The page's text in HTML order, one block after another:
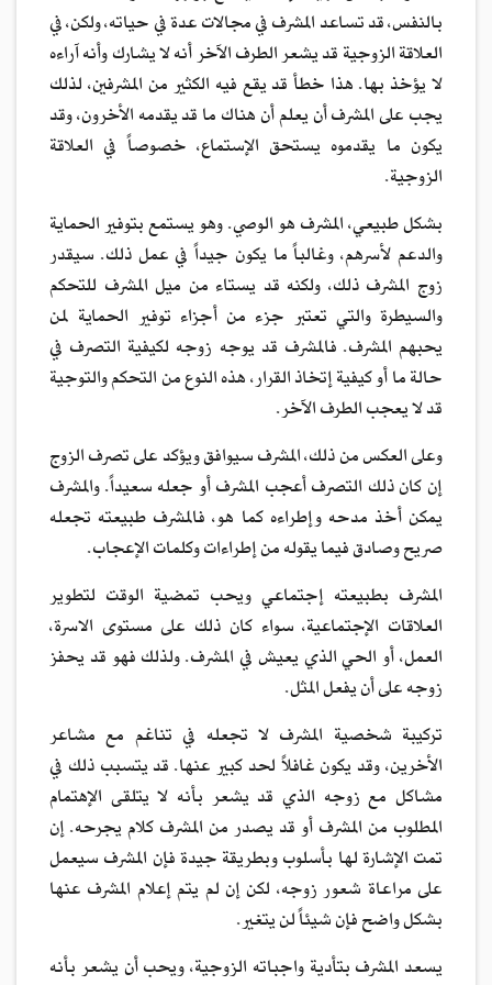
بالنفس، قد تساعد المشرف في مجالات عدة في حياته، ولكن، في
العلاقة الزوجية قد يشعر الطرف الآخر أنه لا يشارك وأنه آراءه
لا يؤخذ بها. هذا خطأ قد يقع فيه الكثير من المشرفين، لذلك
يجب على المشرف أن يعلم أن هناك ما قد يقدمه الأخرون، وقد
يكون ما يقدموه يستحق الإستماع، خصوصاً في العلاقة
الزوجية.
بشكل طبيعي، المشرف هو الوصي. وهو يستمع بتوفير الحماية
والدعم لأسرهم، وغالباً ما يكون جيداً في عمل ذلك. سيقدر
زوج المشرف ذلك، ولكنه قد يستاء من ميل المشرف للتحكم
والسيطرة والتي تعتبر جزء من أجزاء توفير الحماية لمن
يحبهم المشرف. فالمشرف قد يوجه زوجه لكيفية التصرف في
حالة ما أو كيفية إتخاذ القرار، هذه النوع من التحكم والتوجية
قد لا يعجب الطرف الآخر.
وعلى العكس من ذلك، المشرف سيوافق ويؤكد على تصرف الزوج
إن كان ذلك التصرف أعجب المشرف أو جعله سعيداً. والمشرف
يمكن أخذ مدحه وإطراءه كما هو، فالمشرف طبيعته تجعله
صريح وصادق فيما يقوله من إطراءات وكلمات الإعجاب.
المشرف بطبيعته إجتماعي ويحب تمضية الوقت لتطوير
العلاقات الإجتماعية، سواء كان ذلك على مستوى الاسرة،
العمل، أو الحي الذي يعيش في المشرف. ولذلك فهو قد يحفز
زوجه على أن يفعل المثل.
تركيبة شخصية المشرف لا تجعله في تناغم مع مشاعر
الأخرين، وقد يكون غافلاً لحد كبير عنها. قد يتسبب ذلك في
مشاكل مع زوجه الذي قد يشعر بأنه لا يتلقى الإهتمام
المطلوب من المشرف أو قد يصدر من المشرف كلام يجرحه. إن
تمت الإشارة لها بأسلوب وبطريقة جيدة فإن المشرف سيعمل
على مراعاة شعور زوجه، لكن إن لم يتم إعلام المشرف عنها
بشكل واضح فإن شيئاً لن يتغير.
يسعد المشرف بتأدية واجباته الزوجية، ويحب أن يشعر بأنه